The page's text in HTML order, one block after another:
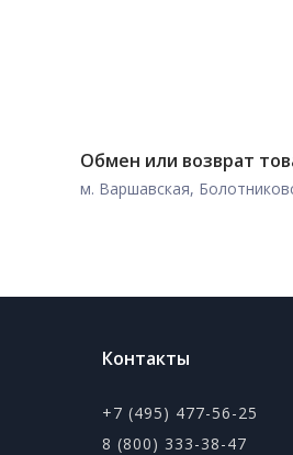
Обмен или возврат
м. Варшавская,
Контакты
+7 (495) 477-56-25
8 (800) 333-38-47